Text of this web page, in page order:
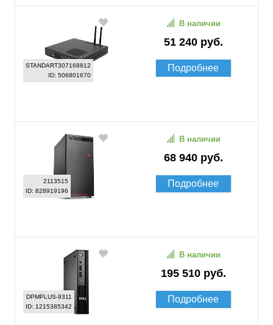
STANDART307168812
ID: 506801670
51 240 руб.
В наличии
Подробнее
2113515
ID: 828919196
68 940 руб.
В наличии
Подробнее
DPMPLUS-9311
ID: 1215385342
195 510 руб.
В наличии
Подробнее